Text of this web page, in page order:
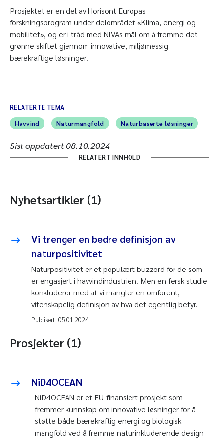
Prosjektet er en del av Horisont Europas
forskningsprogram under delområdet «Klima, energi og
mobilitet», og er i tråd med NIVAs mål om å fremme det
grønne skiftet gjennom innovative, miljømessig
bærekraftige løsninger.
RELATERTE TEMA
Havvind
Naturmangfold Naturbaserte løsninger
Sist oppdatert08.10.2024
RELATERT INNHOLD
Nyhetsartikler (1)
Vi trenger en bedre definisjon av
naturpositivitet
Naturpositivitet er et populært buzzord for de som
er engasjert i havvindindustrien. Men en fersk studie
konkluderer med at vi mangler en omforent,
vitenskapelig definisjon av hva det egentlig betyr.
Publisert: 05.01.2024
Prosjekter (1)
NiD4OCEAN
NiD4OCEAN er et EU-finansiert prosjekt som
fremmer kunnskap om innovative løsninger for å
støtte både bærekraftig energi og biologisk
mangfold ved å fremme naturinkluderende design